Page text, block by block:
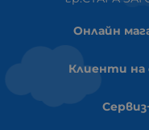
Онлайн
Клиенти на